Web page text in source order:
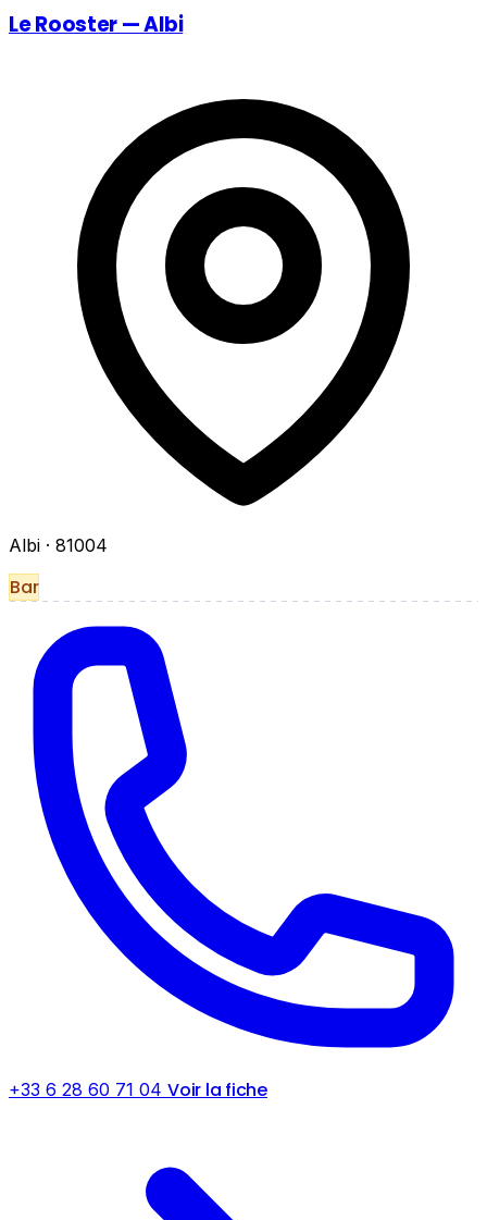
Le Rooster — Albi
Albi · 81004
Bar
+33 6 28 60 71 04 Voir la fiche